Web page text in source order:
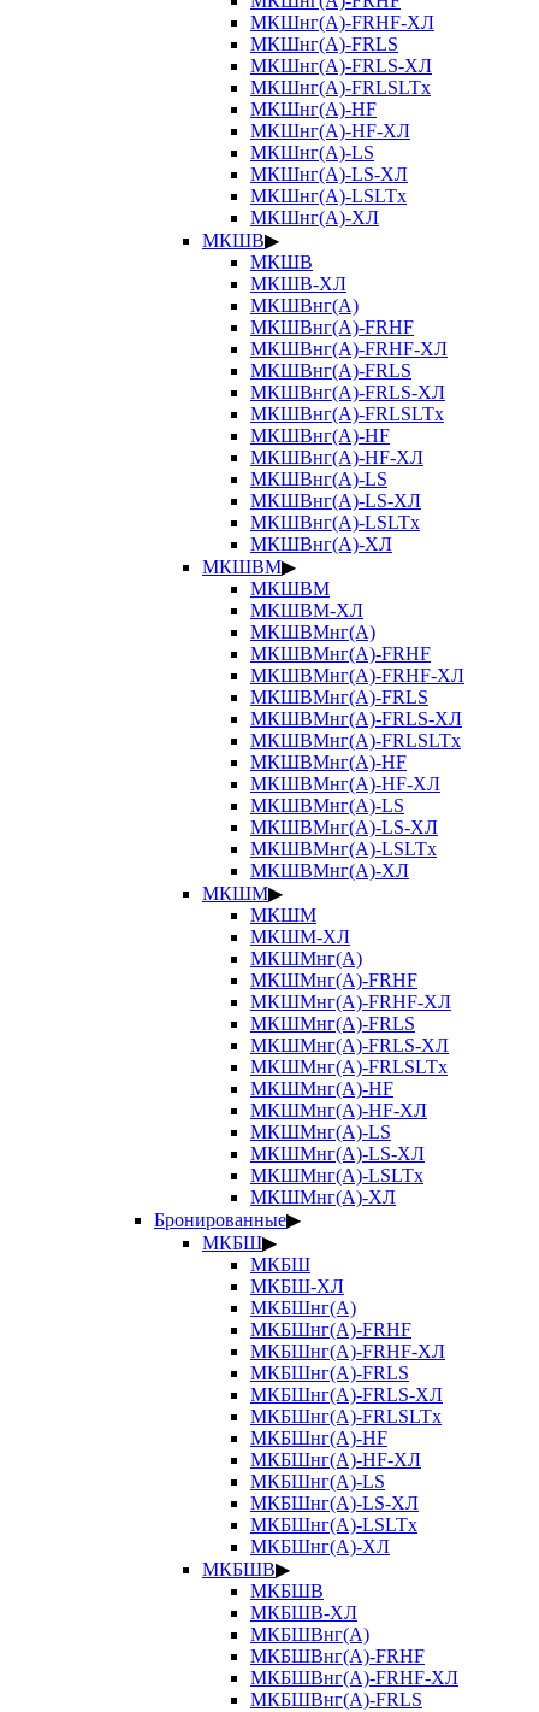
МКШнг(А)-FRHF-ХЛ
МКШнг(А)-FRLS
МКШнг(А)-FRLS-ХЛ
МКШнг(А)-FRLSLTx
МКШнг(А)-HF
МКШнг(А)-HF-ХЛ
МКШнг(А)-LS
МКШнг(А)-LS-ХЛ
МКШнг(А)-LSLTx
МКШнг(А)-ХЛ
МКШВ▶
МКШВ
МКШВ-ХЛ
МКШВнг(А)
МКШВнг(А)-FRHF
МКШВнг(А)-FRHF-ХЛ
МКШВнг(А)-FRLS
МКШВнг(А)-FRLS-ХЛ
МКШВнг(А)-FRLSLTx
МКШВнг(А)-HF
МКШВнг(А)-HF-ХЛ
МКШВнг(А)-LS
МКШВнг(А)-LS-ХЛ
МКШВнг(А)-LSLTx
МКШВнг(А)-ХЛ
МКШВМ▶
МКШВМ
МКШВМ-ХЛ
МКШВМнг(А)
МКШВМнг(А)-FRHF
МКШВМнг(А)-FRHF-ХЛ
МКШВМнг(А)-FRLS
МКШВМнг(А)-FRLS-ХЛ
МКШВМнг(А)-FRLSLTx
МКШВМнг(А)-HF
МКШВМнг(А)-HF-ХЛ
МКШВМнг(А)-LS
МКШВМнг(А)-LS-ХЛ
МКШВМнг(А)-LSLTx
МКШВМнг(А)-ХЛ
МКШМ▶
МКШМ
МКШМ-ХЛ
МКШМнг(А)
МКШМнг(А)-FRHF
МКШМнг(А)-FRHF-ХЛ
МКШМнг(А)-FRLS
МКШМнг(А)-FRLS-ХЛ
МКШМнг(А)-FRLSLTx
МКШМнг(А)-HF
МКШМнг(А)-HF-ХЛ
МКШМнг(А)-LS
МКШМнг(А)-LS-ХЛ
МКШМнг(А)-LSLTx
МКШМнг(А)-ХЛ
Бронированные▶
МКБШ▶
МКБШ
МКБШ-ХЛ
МКБШнг(А)
МКБШнг(А)-FRHF
МКБШнг(А)-FRHF-ХЛ
МКБШнг(А)-FRLS
МКБШнг(А)-FRLS-ХЛ
МКБШнг(А)-FRLSLTx
МКБШнг(А)-HF
МКБШнг(А)-HF-ХЛ
МКБШнг(А)-LS
МКБШнг(А)-LS-ХЛ
МКБШнг(А)-LSLTx
МКБШнг(А)-ХЛ
МКБШВ▶
МКБШВ
МКБШВ-ХЛ
МКБШВнг(А)
МКБШВнг(А)-FRHF
МКБШВнг(А)-FRHF-ХЛ
МКБШВнг(А)-FRLS